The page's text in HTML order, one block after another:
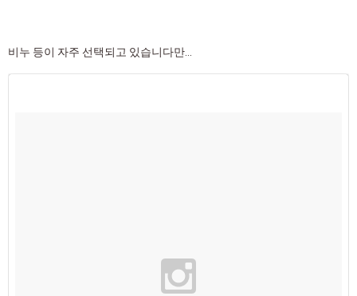
비누 등이 자주 선택되고 있습니다만...